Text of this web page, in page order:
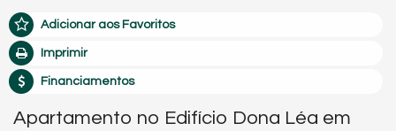
Adicionar aos Favoritos
Imprimir
Financiamentos
Apartamento no Edifício Dona Léa em